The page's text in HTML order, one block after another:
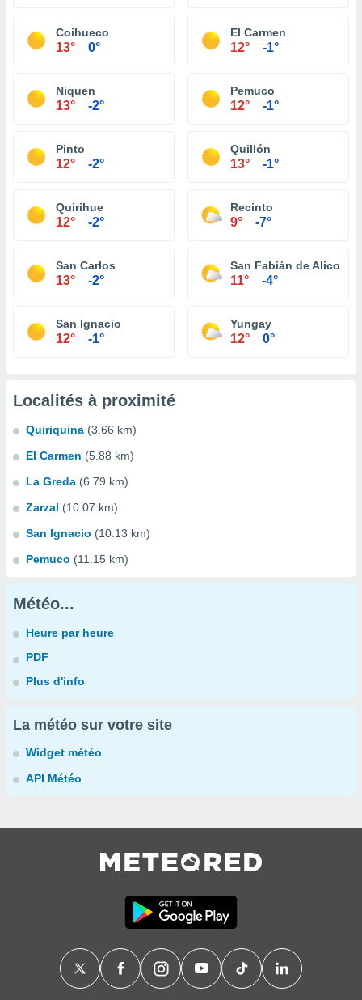
Coihueco
13° 0°
El Carmen
12° -1°
Niquen
13° -2°
Pemuco
12° -1°
Pinto
12° -2°
Quillón
13° -1°
Quirihue
12° -2°
Recinto
9° -7°
San Carlos
13° -2°
San Fabián de Alico
11° -4°
San Ignacio
12° -1°
Yungay
12° 0°
Localités à proximité
Quiriquina (3.66 km)
El Carmen (5.88 km)
La Greda (6.79 km)
Zarzal (10.07 km)
San Ignacio (10.13 km)
Pemuco (11.15 km)
Météo...
Heure par heure
PDF
Plus d'info
La météo sur votre site
Widget météo
API Météo